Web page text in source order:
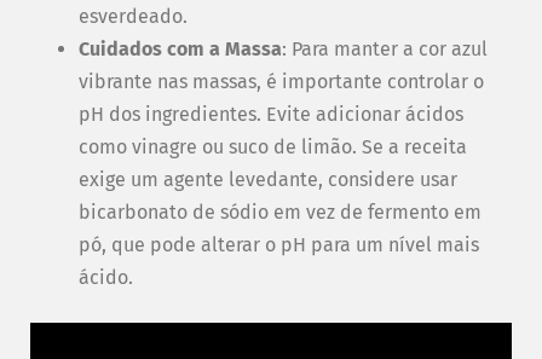
esverdeado.
Cuidados com a Massa: Para manter a cor azul
vibrante nas massas, é importante controlar o
pH dos ingredientes. Evite adicionar ácidos
como vinagre ou suco de limão. Se a receita
exige um agente levedante, considere usar
bicarbonato de sódio em vez de fermento em
pó, que pode alterar o pH para um nível mais
ácido.